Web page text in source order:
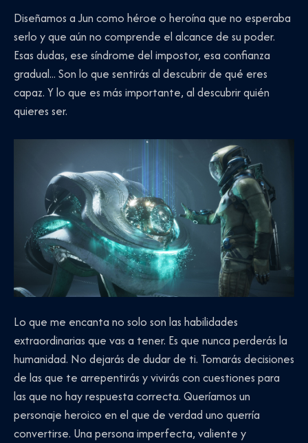
Diseñamos a Jun como héroe o heroína que no esperaba
serlo y que aún no comprende el alcance de su poder.
Esas dudas, ese síndrome del impostor, esa confianza
gradual... Son lo que sentirás al descubrir de qué eres
capaz. Y lo que es más importante, al descubrir quién
quieres ser.
Lo que me encanta no solo son las habilidades
extraordinarias que vas a tener. Es que nunca perderás la
humanidad. No dejarás de dudar de ti. Tomarás decisiones
de las que te arrepentirás y vivirás con cuestiones para
las que no hay respuesta correcta. Queríamos un
personaje heroico en el que de verdad uno querría
convertirse. Una persona imperfecta, valiente y